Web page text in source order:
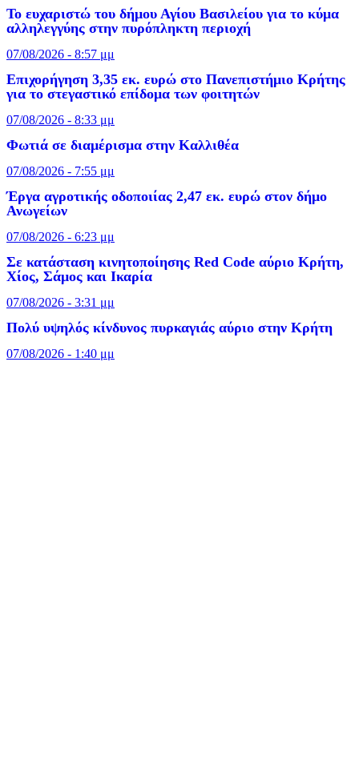
Το ευχαριστώ του δήμου Αγίου Βασιλείου για το κύμα
αλληλεγγύης στην πυρόπληκτη περιοχή
07/08/2026 - 8:57 μμ
Επιχορήγηση 3,35 εκ. ευρώ στο Πανεπιστήμιο Κρήτης
για το στεγαστικό επίδομα των φοιτητών
07/08/2026 - 8:33 μμ
Φωτιά σε διαμέρισμα στην Καλλιθέα
07/08/2026 - 7:55 μμ
Έργα αγροτικής οδοποιίας 2,47 εκ. ευρώ στον δήμο
Ανωγείων
07/08/2026 - 6:23 μμ
Σε κατάσταση κινητοποίησης Red Code αύριο Κρήτη,
Χίος, Σάμος και Ικαρία
07/08/2026 - 3:31 μμ
Πολύ υψηλός κίνδυνος πυρκαγιάς αύριο στην Κρήτη
07/08/2026 - 1:40 μμ